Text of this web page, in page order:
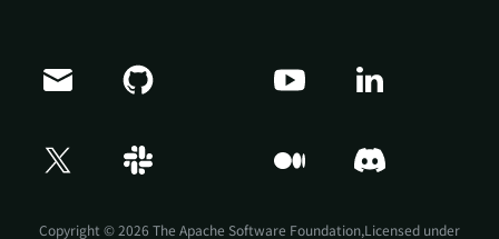
Copyright © 2026 The Apache Software Foundation,Licensed under
Doris Summit 26